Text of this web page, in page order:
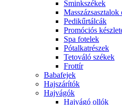
Sminkszékek
Masszázsasztalok
Pedikűrtálcák
Promóciós
Spa fotelek
Pótalkatrészek
Tetováló székek
Frottír
Babafejek
Hajszárítók
Hajvágók
Hajvágó ollók